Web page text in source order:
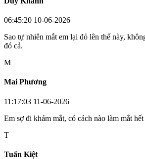
06:45:20 10-06-2026
Sao tự nhiên mắt em lại đỏ lên thế này,
đó cả.
M
Mai Phương
11:17:03 11-06-2026
Em sợ đi khám mắt, có cách nào làm mắt
T
Tuấn Kiệt